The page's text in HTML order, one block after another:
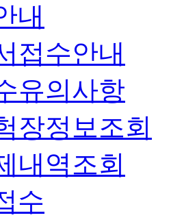
내
접수안내
유의사항
장정보조회
내역조회
수